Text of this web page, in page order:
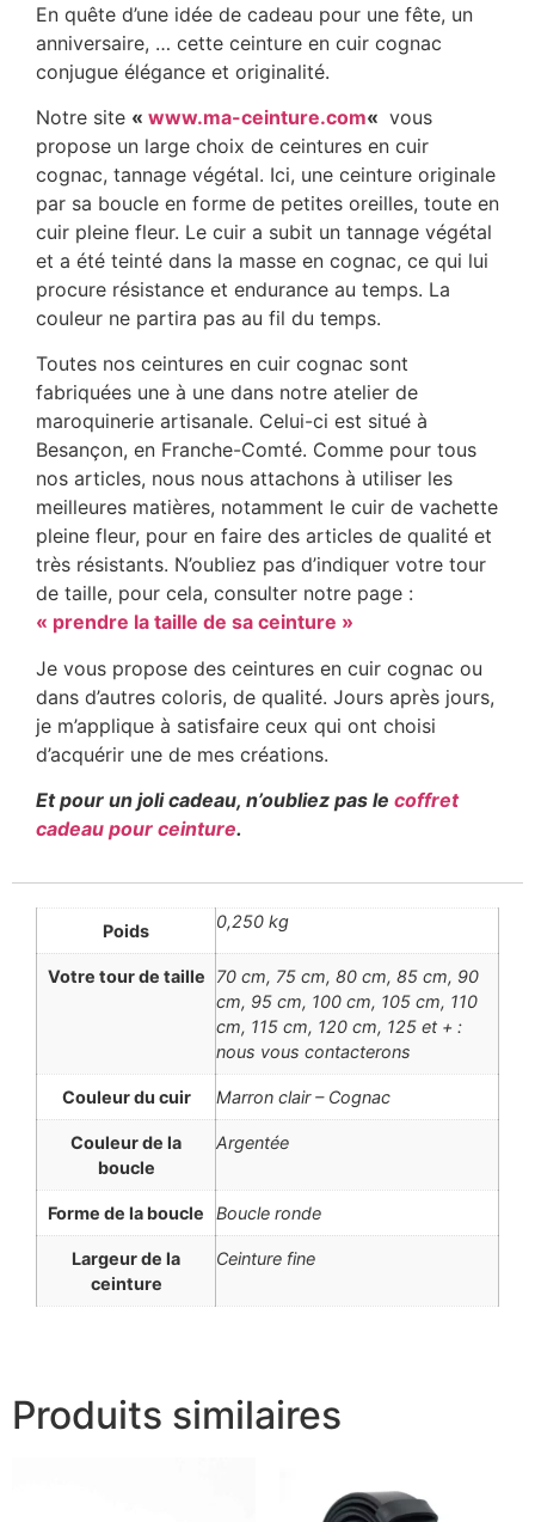
En quête d’une idée de cadeau pour une fête, un
anniversaire, … cette ceinture en cuir cognac
conjugue élégance et originalité.
Notre site « www.ma-ceinture.com« vous
propose un large choix de ceintures en cuir
cognac, tannage végétal. Ici, une ceinture originale
par sa boucle en forme de petites oreilles, toute en
cuir pleine fleur. Le cuir a subit un tannage végétal
et a été teinté dans la masse en cognac, ce qui lui
procure résistance et endurance au temps. La
couleur ne partira pas au fil du temps.
Toutes nos ceintures en cuir cognac sont
fabriquées une à une dans notre atelier de
maroquinerie artisanale. Celui-ci est situé à
Besançon, en Franche-Comté. Comme pour tous
nos articles, nous nous attachons à utiliser les
meilleures matières, notamment le cuir de vachette
pleine fleur, pour en faire des articles de qualité et
très résistants. N’oubliez pas d’indiquer votre tour
de taille, pour cela, consulter notre page :
« prendre la taille de sa ceinture »
Je vous propose des ceintures en cuir cognac ou
dans d’autres coloris, de qualité. Jours après jours,
je m’applique à satisfaire ceux qui ont choisi
d’acquérir une de mes créations.
Et pour un joli cadeau, n’oubliez pas le coffret
cadeau pour ceinture.
Poids 0,250 kg
Votre tour de taille
70 cm, 75 cm, 80 cm, 85 cm, 90
cm, 95 cm, 100 cm, 105 cm, 110
cm, 115 cm, 120 cm, 125 et + :
nous vous contacterons
Couleur du cuir Marron clair – Cognac
Couleur de la
boucle
Argentée
Forme de la boucle Boucle ronde
Largeur de la
ceinture
Ceinture fine
Produits similaires